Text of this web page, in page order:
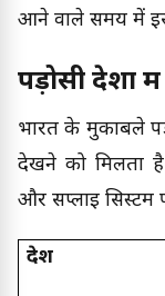
आने वाले समय में
पड़ोसी देशों
भारत के मुकाबले
देखने को मिलता
और सप्लाई सिस्टम
देश